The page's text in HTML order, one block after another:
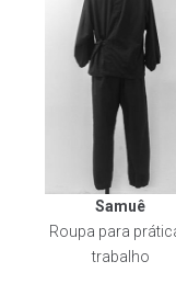
Samuê
Roupa para
trabalho